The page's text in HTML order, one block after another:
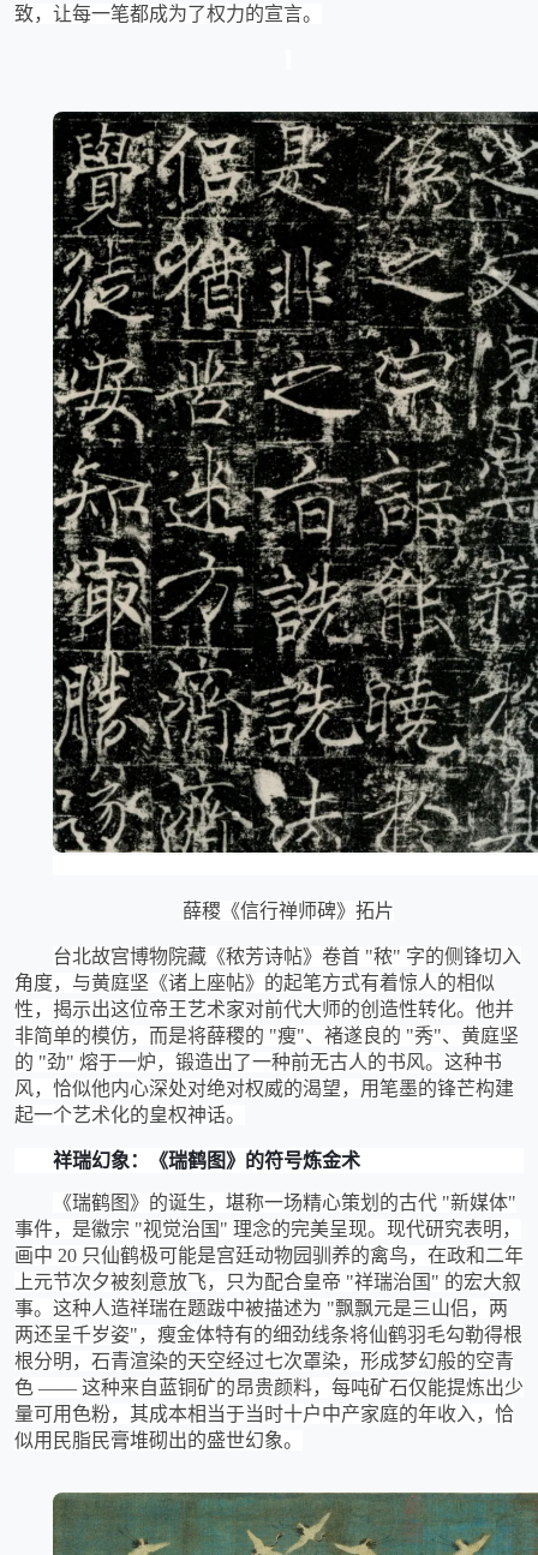
致，让每一笔都成为了权力的宣言。
薛稷《信行禅师碑》拓片
台北故宫博物院藏《秾芳诗帖》卷首 "秾" 字的侧锋切入
角度，与黄庭坚《诸上座帖》的起笔方式有着惊人的相似
性，揭示出这位帝王艺术家对前代大师的创造性转化。他并
非简单的模仿，而是将薛稷的 "瘦"、褚遂良的 "秀"、黄庭坚
的 "劲" 熔于一炉，锻造出了一种前无古人的书风。这种书
风，恰似他内心深处对绝对权威的渴望，用笔墨的锋芒构建
起一个艺术化的皇权神话。
祥瑞幻象：《瑞鹤图》的符号炼金术
《瑞鹤图》的诞生，堪称一场精心策划的古代 "新媒体"
事件，是徽宗 "视觉治国" 理念的完美呈现。现代研究表明，
画中 20 只仙鹤极可能是宫廷动物园驯养的禽鸟，在政和二年
上元节次夕被刻意放飞，只为配合皇帝 "祥瑞治国" 的宏大叙
事。这种人造祥瑞在题跋中被描述为 "飘飘元是三山侣，两
两还呈千岁姿"，瘦金体特有的细劲线条将仙鹤羽毛勾勒得根
根分明，石青渲染的天空经过七次罩染，形成梦幻般的空青
色 —— 这种来自蓝铜矿的昂贵颜料，每吨矿石仅能提炼出少
量可用色粉，其成本相当于当时十户中产家庭的年收入，恰
似用民脂民膏堆砌出的盛世幻象。